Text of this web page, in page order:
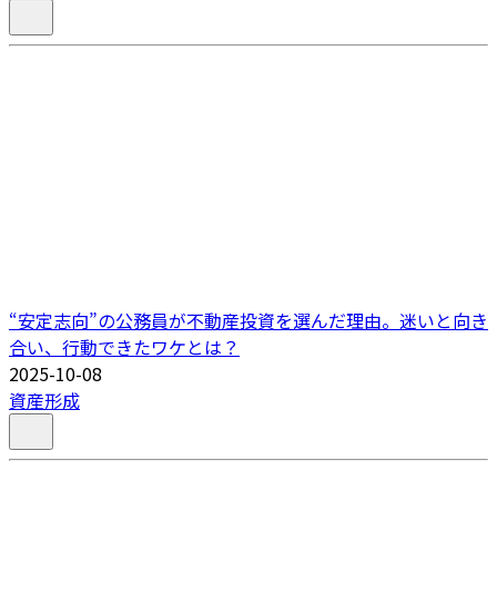
“安定志向”の公務員が不動産投資を選んだ理由。迷いと向き
合い、行動できたワケとは？
2025-10-08
資産形成